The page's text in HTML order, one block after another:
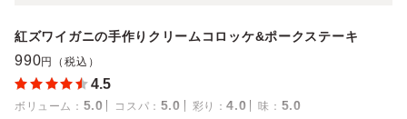
紅ズワイガニの手作りクリームコロッケ&ポークステーキ
990円（税込）
4.5
ボリューム ： 5.0 コスパ ： 5.0 彩り ：4.0 味 ： 5.0